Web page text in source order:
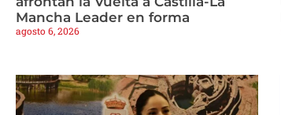
Mancha Leader en forma
agosto 6, 2026